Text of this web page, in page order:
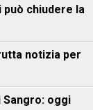
chiudere la
notizia per
Sangro: oggi